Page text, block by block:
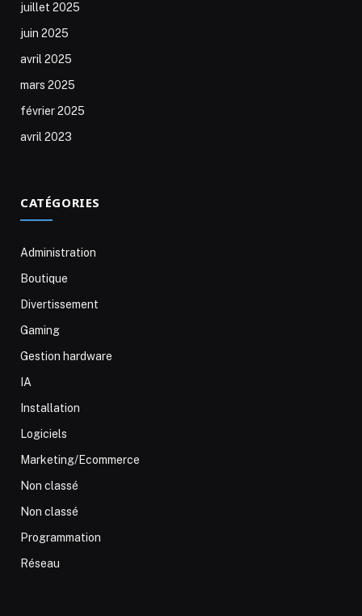
juillet 2025
juin 2025
avril 2025
mars 2025
février 2025
avril 2023
CATÉGORIES
Administration
Boutique
Divertissement
Gaming
Gestion hardware
IA
Installation
Logiciels
Marketing/Ecommerce
Non classé
Non classé
Programmation
Réseau